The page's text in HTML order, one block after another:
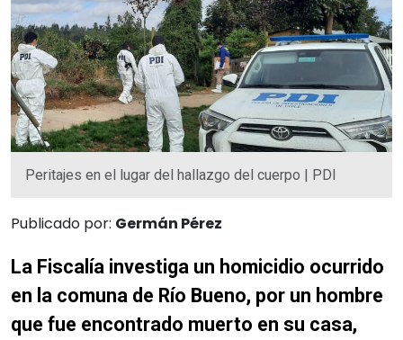
Peritajes en el lugar del hallazgo del cuerpo | PDI
Publicado por: Germán Pérez
La Fiscalía investiga un homicidio ocurrido
en la comuna de Río Bueno, por un hombre
que fue encontrado muerto en su casa,